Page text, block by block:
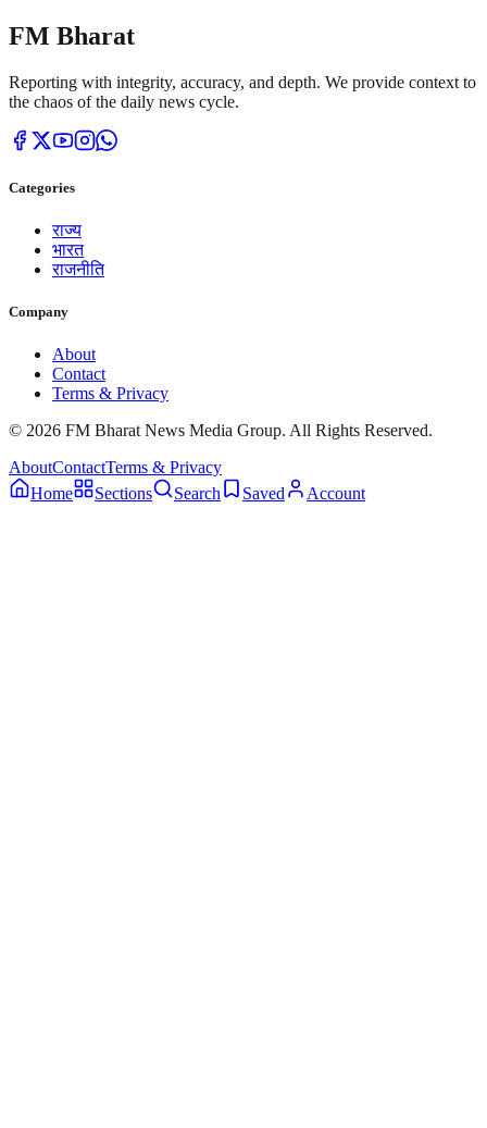
FM Bharat
Reporting with integrity, accuracy, and depth. We provide context to
the chaos of the daily news cycle.
Categories
राज्य
भारत
राजनीति
Company
About
Contact
Terms & Privacy
© 2026 FM Bharat News Media Group. All Rights Reserved.
AboutContactTerms & Privacy
Home
Sections Search Saved Account